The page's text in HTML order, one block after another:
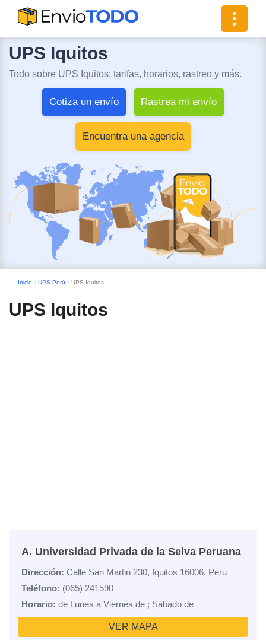
Toggle
UPS Iquitos
Todo sobre UPS Iquitos: tarifas, horarios, rastreo y más.
Cotiza un envío Rastrea mi envío
Encuentra una agencia
Inicio UPS Perú UPS Iquitos
UPS Iquitos
A. Universidad Privada de la Selva Peruana
Dirección: Calle San Martin 230, Iquitos 16006, Peru
Teléfono: (065) 241590
Horario: de Lunes a Viernes de ; Sábado de
VER MAPA